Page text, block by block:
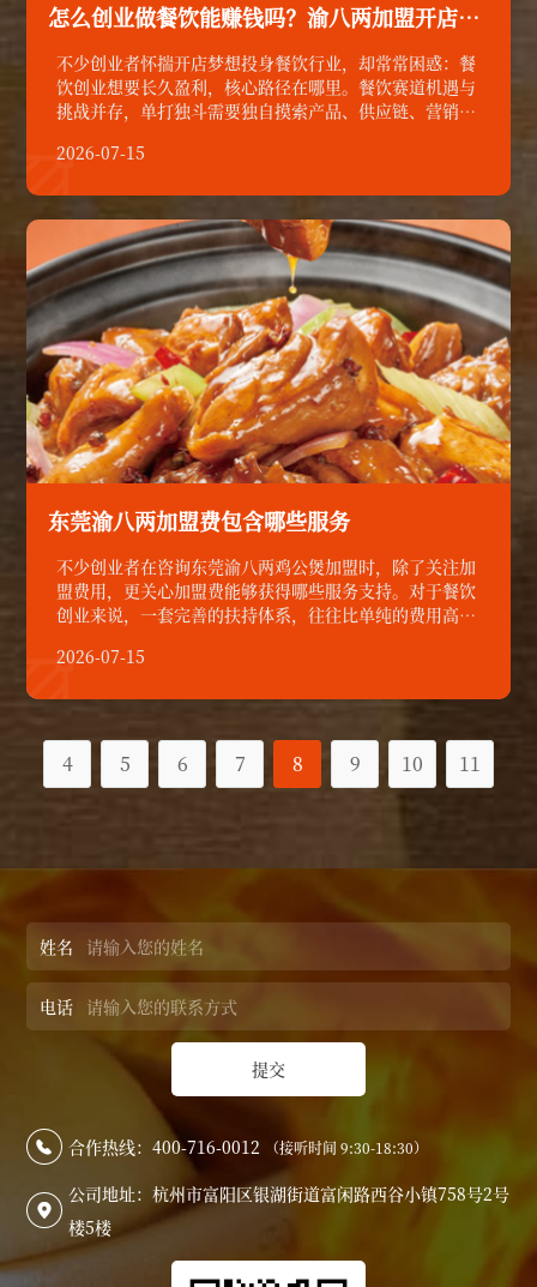
怎么创业做餐饮能赚钱吗？渝八两加盟开店年利润多少
不少创业者怀揣开店梦想投身餐饮行业，却常常困惑：餐
饮创业想要长久盈利，核心路径在哪里。餐饮赛道机遇与
挑战并存，单打独斗需要独自摸索产品、供应链、营销全
完善体系少走弯路，已经成为当下众多创业者的优选，渝
2026-07-15
东莞渝八两加盟费包含哪些服务
不少创业者在咨询东莞渝八两鸡公煲加盟时，除了关注加
盟费用，更关心加盟费能够获得哪些服务支持。对于餐饮
创业来说，一套完善的扶持体系，往往比单纯的费用高低
2026-07-15
4 5 6 7 8 9 10 11
姓名
电话
提交
 合作热线：400-716-0012 （接听时间 9:30-18:30）

公司地址：杭州市富阳区银湖街道富闲路西谷小镇758号2号
楼5楼